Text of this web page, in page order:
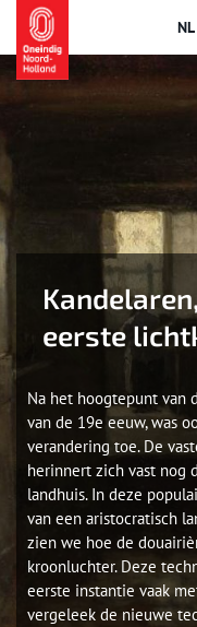
NL
eerste
Na het hoogtepunt van
van de 19e eeuw, was
verandering toe. De
herinnert zich vast nog
landhuis. In deze
van een aristocratisch
zien we hoe de
kroonluchter. Deze
eerste instantie vaak
vergeleek de nieuwe